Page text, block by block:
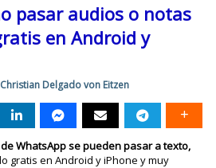
pasar audios o notas
en Android y
Christian Delgado von Eitzen
WhatsApp se pueden pasar a texto,
gratis en Android y iPhone y muy